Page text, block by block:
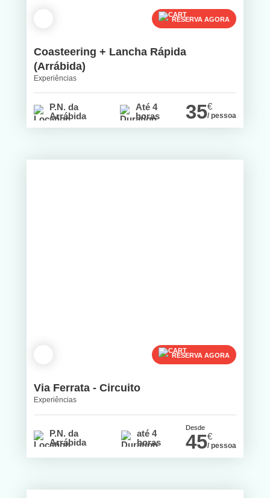
RESERVA AGORA
Coasteering + Lancha Rápida
(Arrábida)
Experiências
P.N. da
Arrábida
Até 4
horas
35€
/ pessoa
RESERVA AGORA
Via Ferrata - Circuito
Experiências
P.N. da
Arrábida
até 4
horas
Desde
45€
/ pessoa